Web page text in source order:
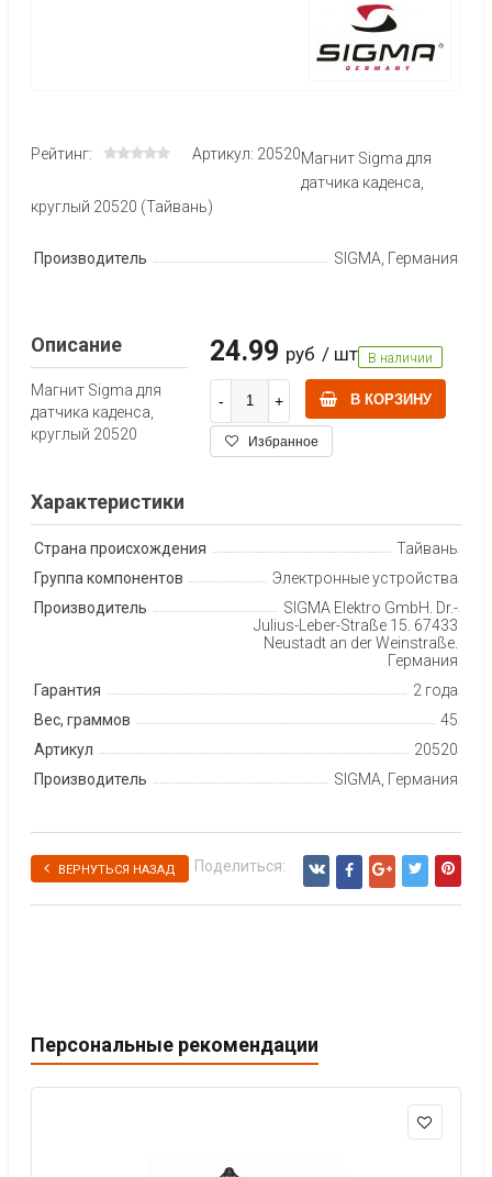
Рейтинг: Артикул: 20520Магнит Sigma для
датчика каденса,
круглый 20520 (Тайвань)
Производитель SIGMA, Германия
24.99 руб / шт В наличии
В КОРЗИНУ
Избранное
Описание
Магнит Sigma для
датчика каденса,
круглый 20520
Характеристики
Страна происхождения
Тайвань
Группа компонентов
Электронные устройства
Производитель
SIGMA Elektro GmbH, Dr.-
Julius-Leber-Straße 15, 67433
Neustadt an der Weinstraße,
Германия
Гарантия
2 года
Вес, граммов
45
Артикул
20520
Производитель
SIGMA, Германия
ВЕРНУТЬСЯ НАЗАД Поделиться:
Персональные рекомендации